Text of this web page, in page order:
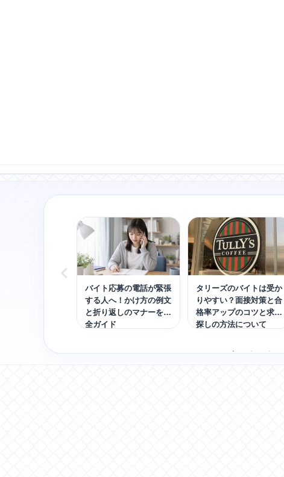
バイト応募の電話が緊張
する人へ！かけ方の例文
と折り返しのマナーを完
全ガイド
タリーズのバイトは受か
りやすい？面接対策と合
格率アップのコツと求人
探しの方法について